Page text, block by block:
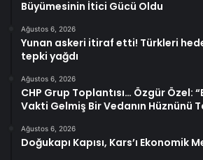
Büyümesinin İtici Gücü Oldu
Ağustos 6, 2026
Yunan askeri itiraf etti! Türkleri
tepki yağdı
Ağustos 6, 2026
CHP Grup Toplantısı… Özgür Özel:
Vakti Gelmiş Bir Vedanın Hüznünü
Ağustos 6, 2026
Doğukapı Kapısı, Kars’ı Ekonomik